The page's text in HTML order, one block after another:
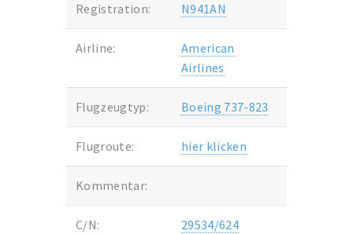
Registration: N941AN
Airline:
American
Airlines
Flugzeugtyp: Boeing 737-823
Flugroute: hier klicken
Kommentar:
C/N: 29534/624